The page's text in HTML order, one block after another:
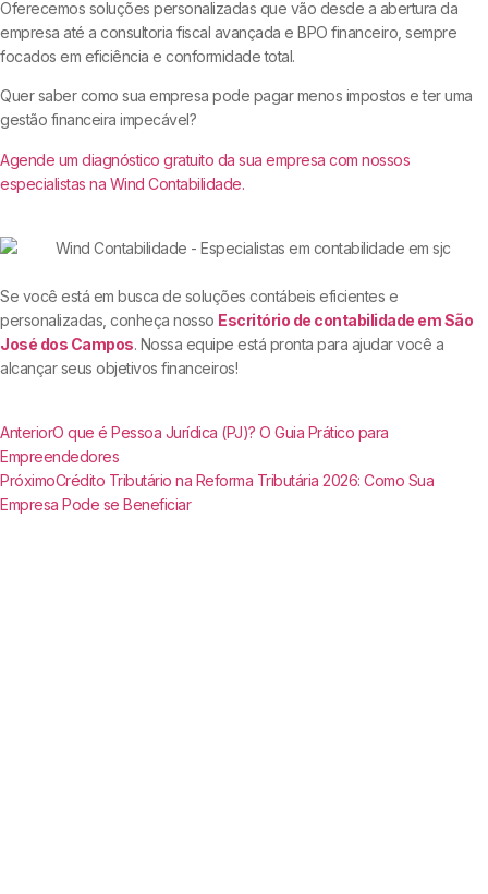
Oferecemos soluções personalizadas que vão desde a abertura da
empresa até a consultoria fiscal avançada e BPO financeiro, sempre
focados em eficiência e conformidade total.
Quer saber como sua empresa pode pagar menos impostos e ter uma
gestão financeira impecável?
Agende um diagnóstico gratuito da sua empresa com nossos
especialistas na Wind Contabilidade.
Se você está em busca de soluções contábeis eficientes e
personalizadas, conheça nosso Escritório de contabilidade em São
José dos Campos. Nossa equipe está pronta para ajudar você a
alcançar seus objetivos financeiros!
AnteriorO que é Pessoa Jurídica (PJ)? O Guia Prático para
Empreendedores
PróximoCrédito Tributário na Reforma Tributária 2026: Como Sua
Empresa Pode se Beneficiar